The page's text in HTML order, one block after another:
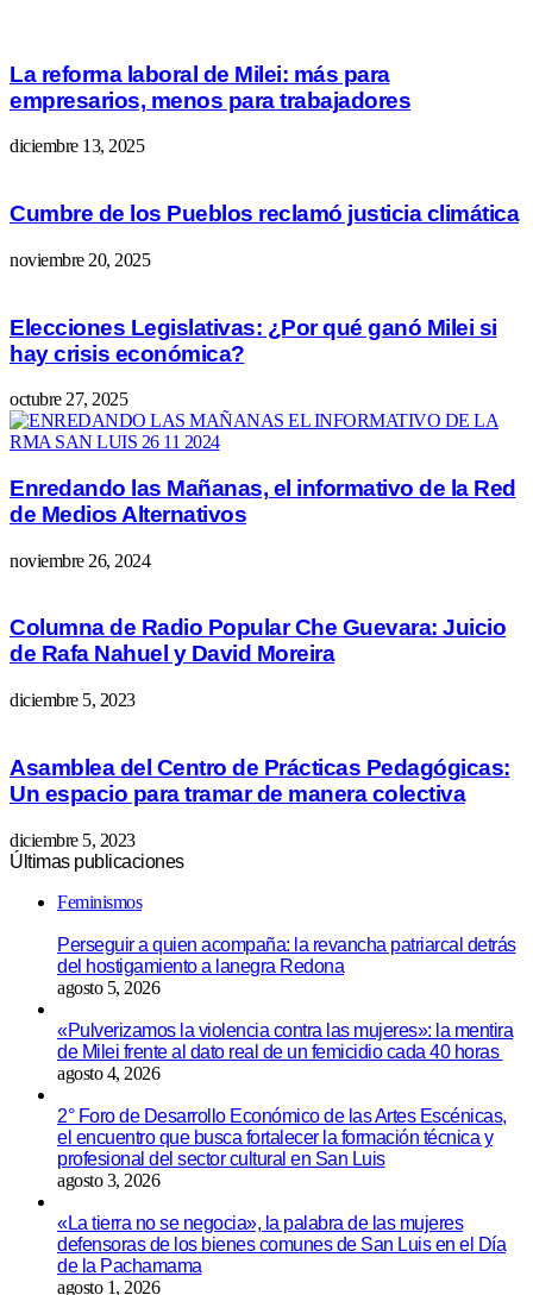
La reforma laboral de Milei: más para
empresarios, menos para trabajadores
diciembre 13, 2025
Cumbre de los Pueblos reclamó justicia climática
noviembre 20, 2025
Elecciones Legislativas: ¿Por qué ganó Milei si
hay crisis económica?
octubre 27, 2025
Enredando las Mañanas, el informativo de la Red
de Medios Alternativos
noviembre 26, 2024
Columna de Radio Popular Che Guevara: Juicio
de Rafa Nahuel y David Moreira
diciembre 5, 2023
Asamblea del Centro de Prácticas Pedagógicas:
Un espacio para tramar de manera colectiva
diciembre 5, 2023
Últimas publicaciones
Feminismos
Perseguir a quien acompaña: la revancha patriarcal detrás
del hostigamiento a lanegra Redona
agosto 5, 2026
«Pulverizamos la violencia contra las mujeres»: la mentira
de Milei frente al dato real de un femicidio cada 40 horas
agosto 4, 2026
2° Foro de Desarrollo Económico de las Artes Escénicas,
el encuentro que busca fortalecer la formación técnica y
profesional del sector cultural en San Luis
agosto 3, 2026
«La tierra no se negocia», la palabra de las mujeres
defensoras de los bienes comunes de San Luis en el Día
de la Pachamama
agosto 1, 2026